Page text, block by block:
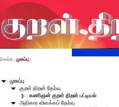
முகப்பு
குறள் திறன் தேர்வு
கணிஞன் குறள் திறன் பட்டியல்
அதிகார விளக்கம் தேர்வு
செல்க: முகப்பு |